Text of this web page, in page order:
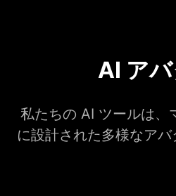
AI ア
私たちの AI ツールは、
に設計された多様なアバ